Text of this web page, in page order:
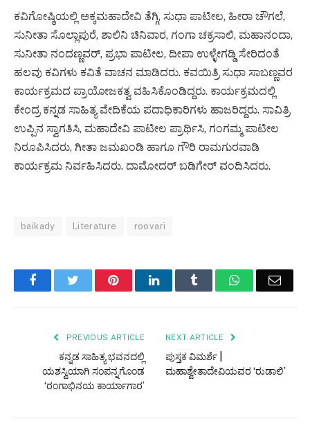
ಕವಿಗೋಷ್ಠಿಯಲ್ಲಿ ಅಕ್ಕಮಹಾದೇವಿ ತೆಗ್ಗಿ, ಸುಧಾ ಪಾಟೀಲ, ಹೀರಾ ಚೌಗಲೆ,
ಸುನೀತಾ ಸೊಲ್ಲಾಪುರೆ, ಶಾಲಿನಿ ಚಿನಿವಾರ, ಗಂಗಾ ಚಕ್ರಸಾಲಿ, ಮಹಾನಂದಾ,
ಸುನೀತಾ ನಂದಣ್ಣವರ್, ಪ್ರಭಾ ಪಾಟೀಲ, ದೀಪಾ ಉಳ್ಳೇಗಡ್ಡಿ ಸೇರಿದಂತೆ
ಹಲವು ಕವಿಗಳು ಕವಿತೆ ವಾಚನ ಮಾಡಿದರು. ಕವಯಿತ್ರಿ ಸುಧಾ ಸಾಬಣ್ಣವರ
ಕಾರ್ಯಕ್ರಮದ ಪ್ರಾಯೋಜಕತ್ವ ವಹಿಸಿಕೊಂಡಿದ್ದರು. ಕಾರ್ಯಕ್ರಮದಲ್ಲಿ
ಕೇಂದ್ರ ಕನ್ನಡ ಸಾಹಿತ್ಯ ವೇದಿಕೆಯ ಪದಾಧಿಕಾರಿಗಳು ಹಾಜರಿದ್ದರು. ಸಾವಿತ್ರಿ
ಉಪ್ಪಿನ ಸ್ವಾಗತಿಸಿ, ಮಹಾದೇವಿ ಪಾಟೀಲ ಪ್ರಾರ್ಥಿಸಿ, ಗಂಗಮ್ಮ ಪಾಟೀಲ
ನಿರೂಪಿಸಿದರು, ಗೀತಾ ಜಮಖಂಡಿ ಹಾಗೂ ಗೌರಿ ರಾಮಗುರವಾಡಿ
ಕಾರ್ಯಕ್ರಮ ನಿರ್ವಹಿಸಿದರು. ದಾಮೋದರ್ ಬಡಿಗೇರ್ ವಂದಿಸಿದರು.
baikady Literature roovari
FacebookTwitter PinterestLinkedInTumblr WhatsAppEmail
PREVIOUS ARTICLE
ಕನ್ನಡ ಸಾಹಿತ್ಯ ಭವನದಲ್ಲಿ
ಯಶಸ್ವಿಯಾಗಿ ಸಂಪನ್ನಗೊಂಡ
‘ರಂಗಾಭಿನಯ ಕಾರ್ಯಾಗಾರ’
NEXT ARTICLE
ಪುಸ್ತಕ ವಿಮರ್ಶೆ |
ಮಹಾಶ್ವೇತಾದೇವಿಯವರ ‘ರುಡಾಲಿ’